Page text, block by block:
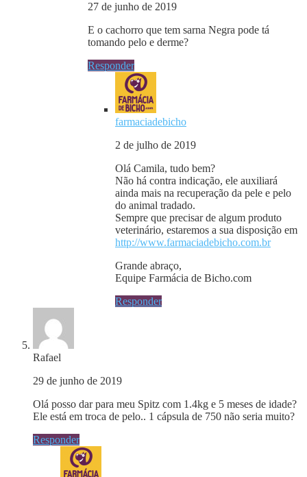
27 de junho de 2019
E o cachorro que tem sarna Negra pode tá
tomando pelo e derme?
Responder
farmaciadebicho
2 de julho de 2019
Olá Camila, tudo bem?
Não há contra indicação, ele auxiliará
ainda mais na recuperação da pele e pelo
do animal tradado.
Sempre que precisar de algum produto
veterinário, estaremos a sua disposição em
http://www.farmaciadebicho.com.br
Grande abraço,
Equipe Farmácia de Bicho.com
Responder
Rafael
29 de junho de 2019
Olá posso dar para meu Spitz com 1.4kg e 5 meses de idade?
Ele está em troca de pelo.. 1 cápsula de 750 não seria muito?
Responder